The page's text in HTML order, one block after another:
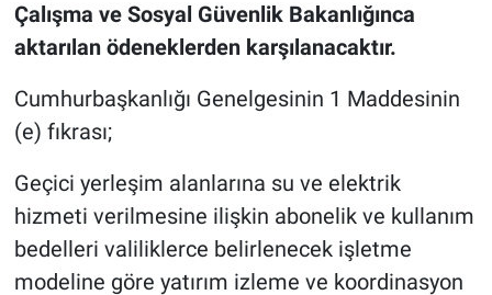
Çalışma ve Sosyal Güvenlik Bakanlığınca
aktarılan ödeneklerden karşılanacaktır.
Cumhurbaşkanlığı Genelgesinin 1 Maddesinin
(e) fıkrası;
Geçici yerleşim alanlarına su ve elektrik
hizmeti verilmesine ilişkin abonelik ve kullanım
bedelleri valiliklerce belirlenecek işletme
modeline göre yatırım izleme ve koordinasyon